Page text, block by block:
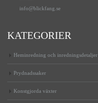
info@blickfang.se
KATEGORIER
Heminredning och inredningsdetaljer
Prydnadssaker
Konstgjorda växter